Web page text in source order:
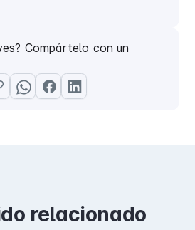
Compártelo con un
relacionado